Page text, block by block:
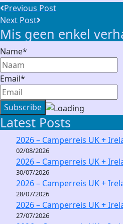
Post
navigation
Previous Post
Previous
post:
Next Post
Next
Post:
Mis geen enkel
Name*
Email*
Latest Posts
2026 – Camperreis UK +
02/08/2026
2026 – Camperreis UK +
30/07/2026
2026 – Camperreis UK +
28/07/2026
2026 – Camperreis UK +
27/07/2026